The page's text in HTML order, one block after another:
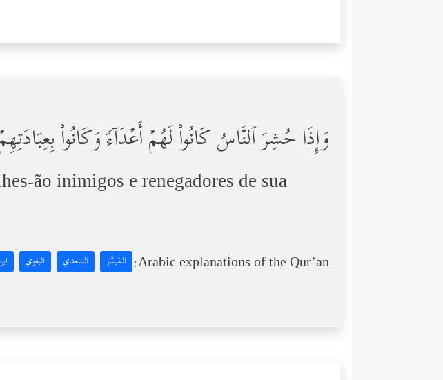
وَإِذَا حُشِرَ ٱلنَّاسُ كَانُواْ لَهُمۡ أَعۡدَاۤءࣰ وَكَانُواْ
ão inimigos e renegadores de sua
Arabic explanations of the Qur’an: المُيسَّر السعدي البغوي